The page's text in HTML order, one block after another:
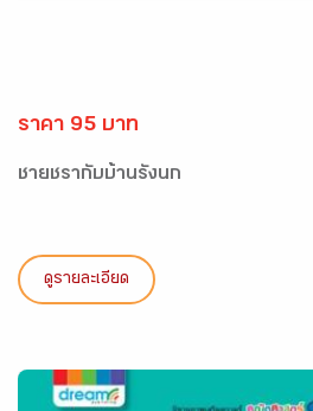
ราคา 95 บาท
ชายชรากับบ้านรังนก
ดูรายละเอียด